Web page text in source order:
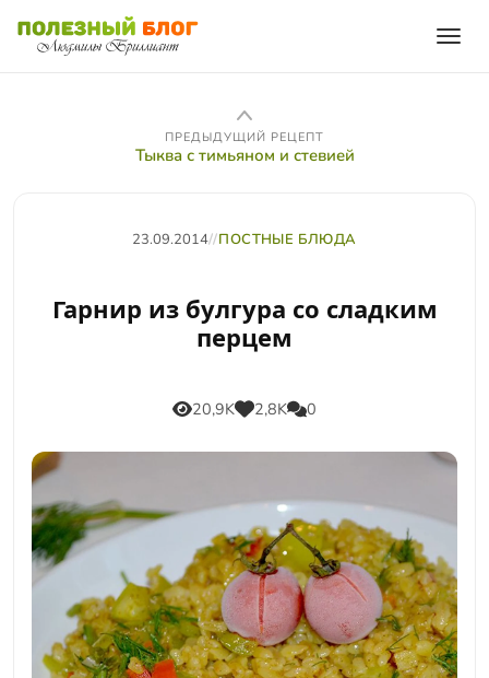
ПРЕДЫДУЩИЙ РЕЦЕПТ
Тыква с тимьяном и стевией
23.09.2014//ПОСТНЫЕ БЛЮДА
Гарнир из булгура со сладким
перцем
20,9K 2,8K 0